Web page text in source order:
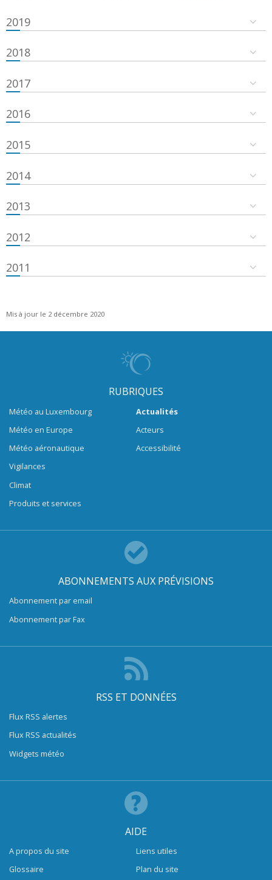
2019
2018
2017
2016
2015
2014
2013
2012
2011
Mis à jour le 2 décembre 2020
RUBRIQUES
Météo au Luxembourg
Météo en Europe
Météo aéronautique
Vigilances
Climat
Produits et services
Actualités
Acteurs
Accessibilité
ABONNEMENTS AUX PRÉVISIONS
Abonnement par email
Abonnement par Fax
RSS ET DONNÉES
Flux RSS alertes
Flux RSS actualités
Widgets météo
AIDE
A propos du site
Glossaire
Liens utiles
Plan du site